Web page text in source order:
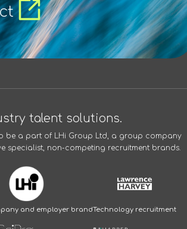
talent solutions.
be a part of LHi Group Ltd, a group company
specialist, non-competing recruitment brands.
and employer brandTechnology recruitment